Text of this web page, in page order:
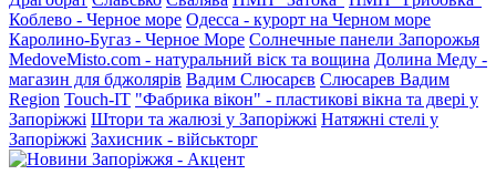
Коблево - Черное море Одесса - курорт на Черном море
Каролино-Бугаз - Черное Море Солнечные панели Запорожья
MedoveMisto.com - натуральний віск та вощина Долина Меду -
магазин для бджолярів Вадим Слюсарєв Слюсарев Вадим
Region Touch-IT "Фабрика вікон" - пластикові вікна та двері у
Запоріжжі Штори та жалюзі у Запоріжжі Натяжні стелі у
Запоріжжі Захисник - військторг